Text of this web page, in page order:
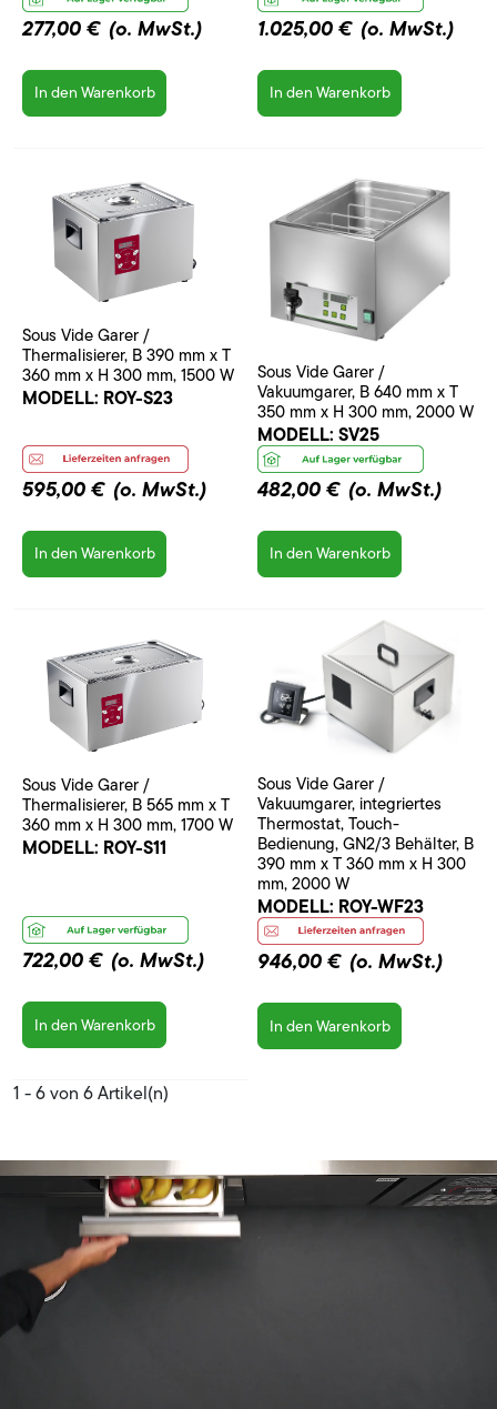
277,00 € (o. MwSt.)
In den Warenkorb
1.025,00 € (o. MwSt.)
In den Warenkorb
Sous Vide Garer /
Thermalisierer, B 390 mm x T
360 mm x H 300 mm, 1500 W
MODELL: ROY-S23
595,00 € (o. MwSt.)
In den Warenkorb
Sous Vide Garer /
Vakuumgarer, B 640 mm x T
350 mm x H 300 mm, 2000 W
MODELL: SV25
482,00 € (o. MwSt.)
In den Warenkorb
Sous Vide Garer /
Thermalisierer, B 565 mm x T
360 mm x H 300 mm, 1700 W
MODELL: ROY-S11
722,00 € (o. MwSt.)
In den Warenkorb
Sous Vide Garer /
Vakuumgarer, integriertes
Thermostat, Touch-
Bedienung, GN2/3 Behälter, B
390 mm x T 360 mm x H 300
mm, 2000 W
MODELL: ROY-WF23
946,00 € (o. MwSt.)
In den Warenkorb
1 - 6 von 6 Artikel(n)